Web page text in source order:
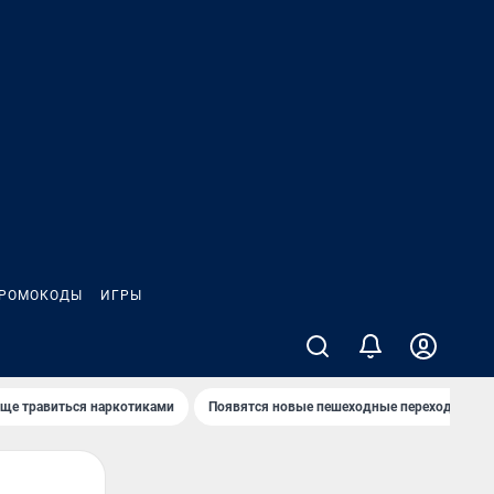
ИГРЫ
травиться наркотиками Появятся новые пешеходные переходы